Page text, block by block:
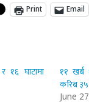
Print Email
१६ घाटामा
११ खर्ब
करिब ३५
June